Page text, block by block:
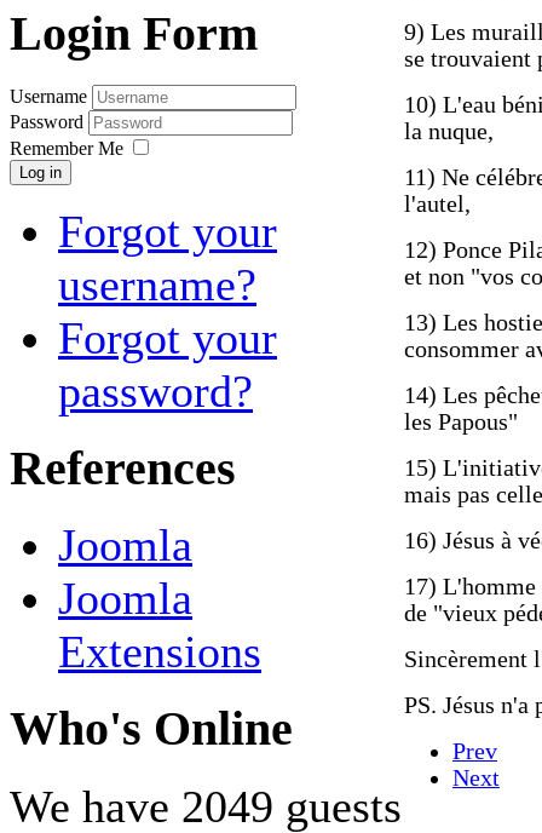
Login Form
Username
Password
Remember Me
Log in
Forgot your
username?
Forgot your
password?
References
Joomla
Joomla
Extensions
Who's Online
We have 2049 guests
9) Les
se trouvaient
10) L'eau
la nuque,
11) Ne
l'autel,
12) Ponce
et non "vos
13) Les
consommer
14) Les
les Papous"
15)
mais pas
16) Jésus à
17) L'homme
de "vieux
Sincèrement
PS. Jésus
Prev
Next